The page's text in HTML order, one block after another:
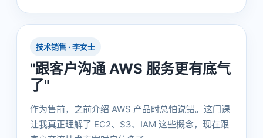
技术销售 · 李女士
"跟客户沟通 AWS 服务更有底气
了"
作为售前，之前介绍 AWS 产品时总怕说错。这门课
让我真正理解了 EC2、S3、IAM 这些概念，现在跟